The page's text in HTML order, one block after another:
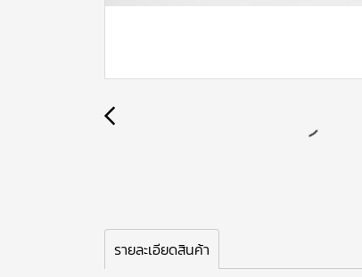
รายละเอียดสินค้า